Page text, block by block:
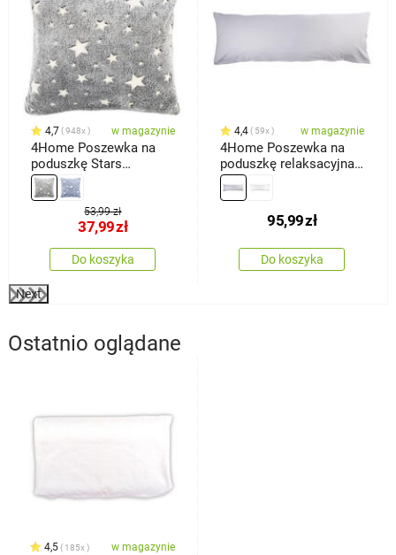
4,7 948x w magazynie
4Home Poszewka na
poduszkę Stars
świecąca szary, 40 x 40
cm
53,99 zł
37,99zł
Do koszyka
4,4 59x w magazynie
4Home Poszewka na
poduszkę relaksacyjna
Mąż zastępczy,
jasnoszara, 55 x 180 cm
95,99zł
Do koszyka
Next
Ostatnio oglądane
4,5 185x w magazynie